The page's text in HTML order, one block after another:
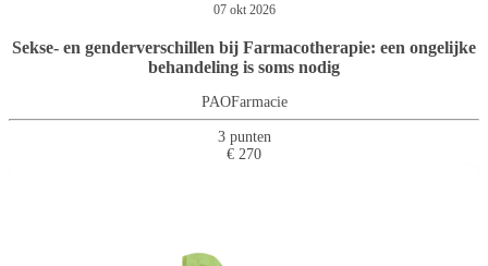
07 okt 2026
Sekse- en genderverschillen bij Farmacotherapie: een ongelijke
behandeling is soms nodig
PAOFarmacie
3 punten
€ 270